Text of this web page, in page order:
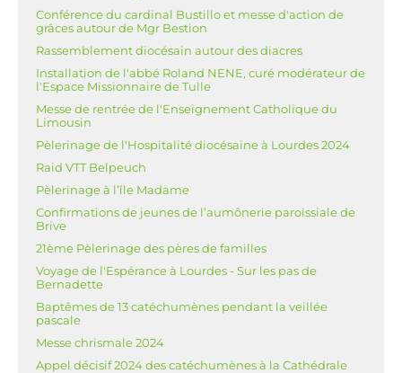
Conférence du cardinal Bustillo et messe d'action de
grâces autour de Mgr Bestion
Rassemblement diocésain autour des diacres
Installation de l'abbé Roland NENE, curé modérateur de
l'Espace Missionnaire de Tulle
Messe de rentrée de l'Enseignement Catholique du
Limousin
Pèlerinage de l'Hospitalité diocésaine à Lourdes 2024
Raid VTT Belpeuch
Pèlerinage à l’île Madame
Confirmations de jeunes de l’aumônerie paroissiale de
Brive
21ème Pèlerinage des pères de familles
Voyage de l'Espérance à Lourdes - Sur les pas de
Bernadette
Baptêmes de 13 catéchumènes pendant la veillée
pascale
Messe chrismale 2024
Appel décisif 2024 des catéchumènes à la Cathédrale